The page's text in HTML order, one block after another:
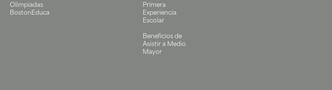
Olimpiadas
BostonEduca
Primera
Experiencia
Escolar
Beneficios de
Asistir a Medio
Mayor